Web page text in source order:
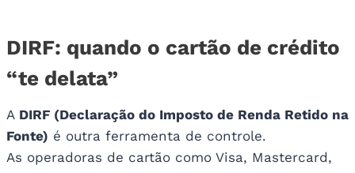
DIRF: quando o cartão de crédito
“te delata”
A DIRF (Declaração do Imposto de Renda Retido na
Fonte) é outra ferramenta de controle.
As operadoras de cartão como Visa, Mastercard,